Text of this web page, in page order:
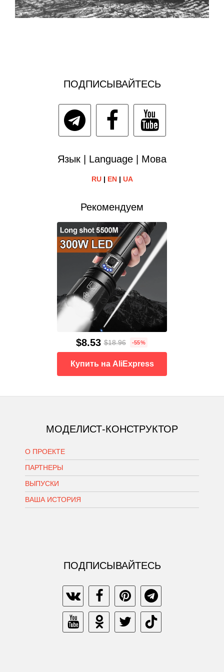
ПОДПИСЫВАЙТЕСЬ
Язык | Language | Мова
RU| EN| UA
Рекомендуем
$8.53 $18.96 -55%
Купить на AliExpress
МОДЕЛИСТ-КОНСТРУКТОР
О ПРОЕКТЕ
ПАРТНЕРЫ
ВЫПУСКИ
ВАША ИСТОРИЯ
ПОДПИСЫВАЙТЕСЬ